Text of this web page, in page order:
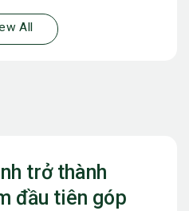
trở thành
đầu tiên góp
All